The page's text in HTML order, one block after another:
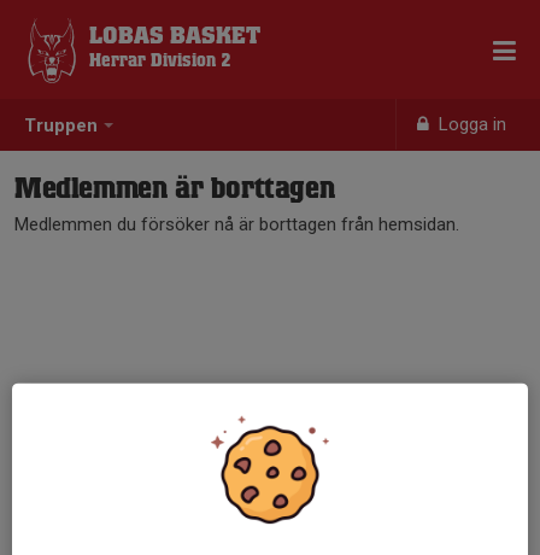
Truppen Logga in
LOBAS BASKET
Herrar Division 2
Medlemmen är borttagen
Medlemmen du försöker nå är borttagen från hemsidan.